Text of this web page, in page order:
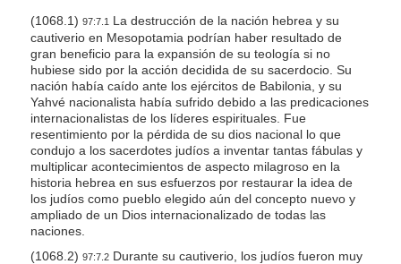
(1068.1) 97:7.1 La destrucción de la nación hebrea y su
cautiverio en Mesopotamia podrían haber resultado de
gran beneficio para la expansión de su teología si no
hubiese sido por la acción decidida de su sacerdocio. Su
nación había caído ante los ejércitos de Babilonia, y su
Yahvé nacionalista había sufrido debido a las predicaciones
internacionalistas de los líderes espirituales. Fue
resentimiento por la pérdida de su dios nacional lo que
condujo a los sacerdotes judíos a inventar tantas fábulas y
multiplicar acontecimientos de aspecto milagroso en la
historia hebrea en sus esfuerzos por restaurar la idea de
los judíos como pueblo elegido aún del concepto nuevo y
ampliado de un Dios internacionalizado de todas las
naciones.
(1068.2) 97:7.2Durante su cautiverio, los judíos fueron muy